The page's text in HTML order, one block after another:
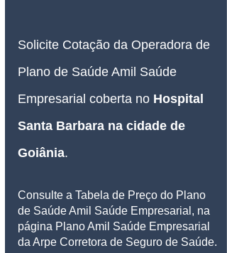
Solicite Cotação da Operadora de
Plano de Saúde Amil Saúde
Empresarial coberta no Hospital
Santa Barbara na cidade de
Goiânia.
Consulte a Tabela de Preço do Plano
de Saúde Amil Saúde Empresarial, na
página Plano Amil Saúde Empresarial
da Arpe Corretora de Seguro de Saúde.